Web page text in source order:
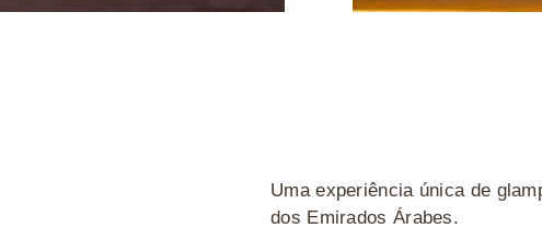
Uma experiência única de
dos Emirados Árabes.